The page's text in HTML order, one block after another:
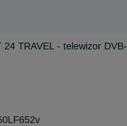
TRAVEL - telewizor DVB-